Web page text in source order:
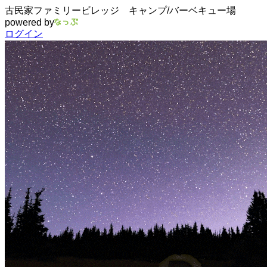
古民家ファミリービレッジ キャンプ/バーベキュー場
powered by
ログイン